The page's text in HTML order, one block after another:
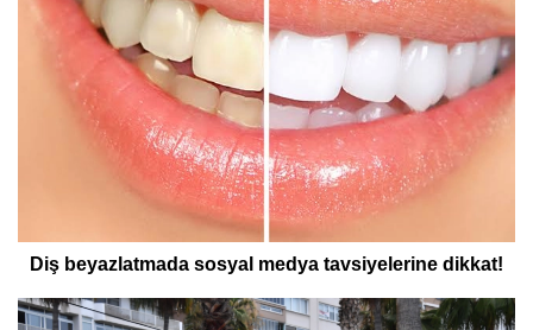
Diş beyazlatmada sosyal medya tavsiyelerine dikkat!